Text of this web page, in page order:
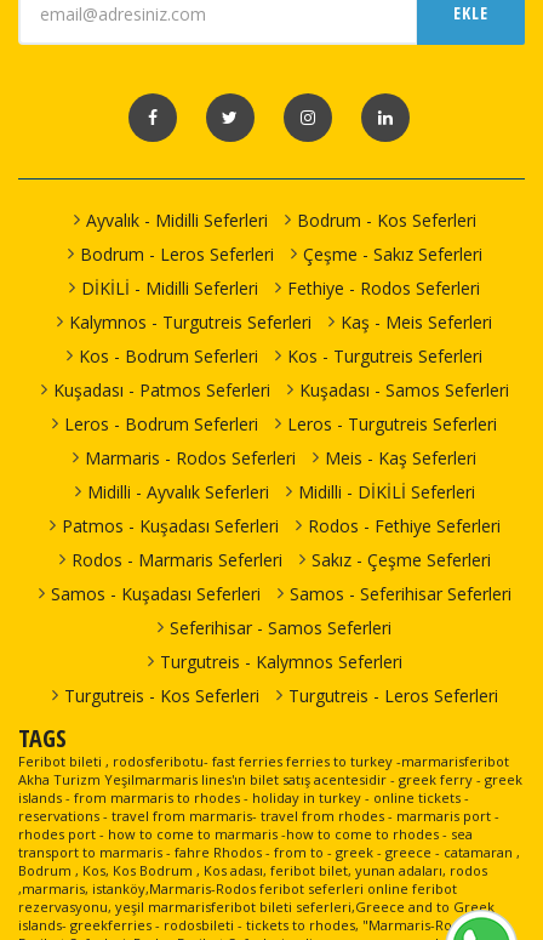
EKLE
Ayvalık - Midilli Seferleri
Bodrum - Kos Seferleri
Bodrum - Leros Seferleri
Çeşme - Sakız Seferleri
DİKİLİ - Midilli Seferleri
Fethiye - Rodos Seferleri
Kalymnos - Turgutreis Seferleri
Kaş - Meis Seferleri
Kos - Bodrum Seferleri
Kos - Turgutreis Seferleri
Kuşadası - Patmos Seferleri
Kuşadası - Samos Seferleri
Leros - Bodrum Seferleri
Leros - Turgutreis Seferleri
Marmaris - Rodos Seferleri
Meis - Kaş Seferleri
Midilli - Ayvalık Seferleri
Midilli - DİKİLİ Seferleri
Patmos - Kuşadası Seferleri
Rodos - Fethiye Seferleri
Rodos - Marmaris Seferleri
Sakız - Çeşme Seferleri
Samos - Kuşadası Seferleri
Samos - Seferihisar Seferleri
Seferihisar - Samos Seferleri
Turgutreis - Kalymnos Seferleri
Turgutreis - Kos Seferleri
Turgutreis - Leros Seferleri
TAGS
Feribot bileti , rodosferibotu- fast ferries ferries to turkey -marmarisferibot
Akha Turizm Yeşilmarmaris lines'ın bilet satış acentesidir - greek ferry - greek
islands - from marmaris to rhodes - holiday in turkey - online tickets -
reservations - travel from marmaris- travel from rhodes - marmaris port -
rhodes port - how to come to marmaris -how to come to rhodes - sea
transport to marmaris - fahre Rhodos - from to - greek - greece - catamaran ,
Bodrum , Kos, Kos Bodrum , Kos adası, feribot bilet, yunan adaları, rodos
,marmaris, istanköy,Marmaris-Rodos feribot seferleri online feribot
rezervasyonu, yeşil marmarisferibot bileti seferleri,Greece and to Greek
islands- greekferries - rodosbileti - tickets to rhodes, "Marmaris-Rodos